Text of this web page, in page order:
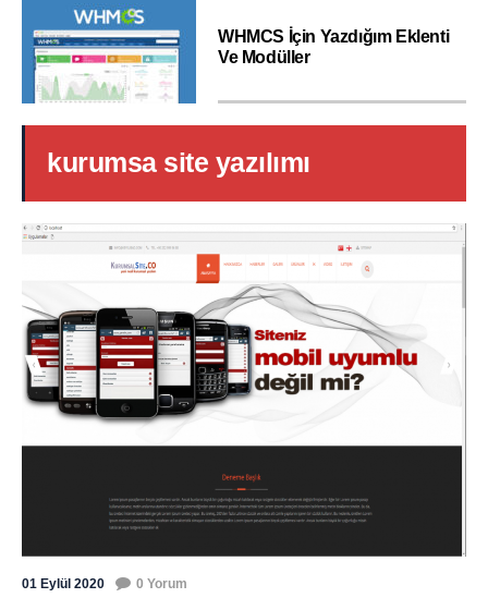
WHMCS İçin Yazdığım Eklenti
Ve Modüller
kurumsa site yazılımı
01 Eylül 2020 0 Yorum